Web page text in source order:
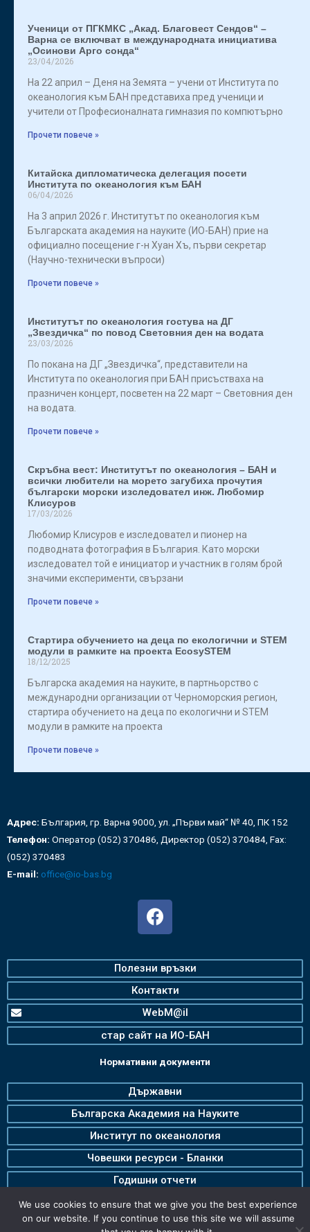
Ученици от ПГКМКС „Акад. Благовест Сендов“ –
Варна се включват в международната инициатива
„Осинови Арго сонда“
23/04/2026
На 22 април – Деня на Земята – учени от Института по
океанология към БАН представиха пред ученици и
учители от Професионалната гимназия по компютърно
Прочети повече »
Китайска дипломатическа делегация посети
Института по океанология към БАН
06/04/2026
На 3 април 2026 г. Институтът по океанология към
Българската академия на науките (ИО-БАН) прие на
официално посещение г-н Хуан Хъ, първи секретар
(Научно-технически въпроси)
Прочети повече »
Институтът по океанология гостува на ДГ
„Звездичка“ по повод Световния ден на водата
23/03/2026
По покана на ДГ „Звездичка“, представители на
Института по океанология при БАН присъстваха на
празничен концерт, посветен на 22 март – Световния ден
на водата.
Прочети повече »
Скръбна вест: Институтът по океанология – БАН и
всички любители на морето загубиха прочутия
български морски изследовател инж. Любомир
Клисуров
17/03/2026
Любомир Клисуров е изследовател и пионер на
подводната фотография в България. Като морски
изследовател той е инициатор и участник в голям брой
значими експерименти, свързани
Прочети повече »
Стартира обучението на деца по екологични и STEM
модули в рамките на проекта EcosySTEM
18/12/2025
Българска академия на науките, в партньорство с
международни организации от Черноморския регион,
стартира обучението на деца по екологични и STEM
модули в рамките на проекта
Прочети повече »
Адрес: България, гр. Варна 9000, ул. „Първи май“ № 40, ПК 152
Телефон: Оператор (052) 370486, Директор (052) 370484, Fax:
(052) 370483
E-mail: office@io-bas.bg
Полезни връзки
Контакти
WebM@il
стар сайт на ИО-БАН
Нормативни документи
Държавни
Българска Академия на Науките
Институт по океанология
Човешки ресурси - Бланки
Годишни отчети
We use cookies to ensure that we give you the best experience
on our website. If you continue to use this site we will assume